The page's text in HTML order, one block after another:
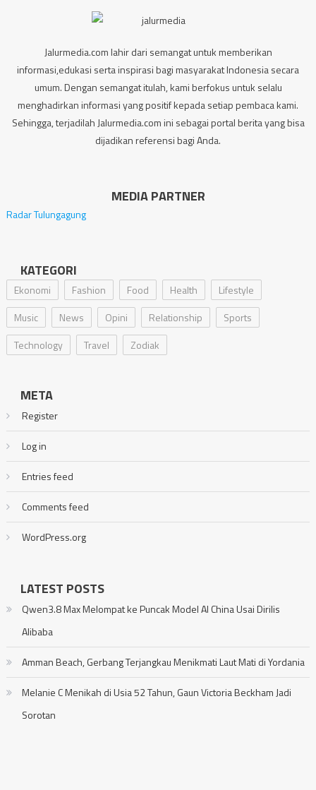
Jalurmedia.com lahir dari semangat untuk memberikan
informasi,edukasi serta inspirasi bagi masyarakat Indonesia secara
umum. Dengan semangat itulah, kami berfokus untuk selalu
menghadirkan informasi yang positif kepada setiap pembaca kami.
Sehingga, terjadilah Jalurmedia.com ini sebagai portal berita yang bisa
dijadikan referensi bagi Anda.
MEDIA PARTNER
Radar Tulungagung
KATEGORI
Ekonomi Fashion Food Health
Lifestyle
Music
News Opini Relationship
Sports
Technology
Travel Zodiak
META
Register
Log in
Entries feed
Comments feed
WordPress.org
LATEST POSTS
Qwen3.8 Max Melompat ke Puncak Model AI China Usai Dirilis
Alibaba
Amman Beach, Gerbang Terjangkau Menikmati Laut Mati di Yordania
Melanie C Menikah di Usia 52 Tahun, Gaun Victoria Beckham Jadi
Sorotan